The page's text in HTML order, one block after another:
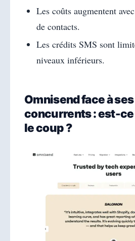
Les coûts augmentent
de contacts.
Les crédits SMS sont
niveaux inférieurs.
Omnisend face à ses
concurrents : est-
le coup ?